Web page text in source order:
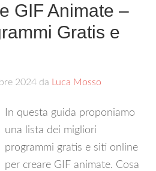
GIF Animate –
Gratis e
2024 da Luca Mosso
In questa guida proponiamo
una lista dei migliori
programmi gratis e siti online
per creare GIF animate. Cosa